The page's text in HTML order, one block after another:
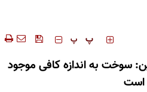
‍‍‍ پ پ
سوخت به اندازه کافی موجود
است